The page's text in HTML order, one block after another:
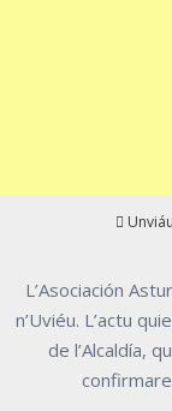
L’Asociación
n’Uviéu. L’actu
de l’Alcaldía,